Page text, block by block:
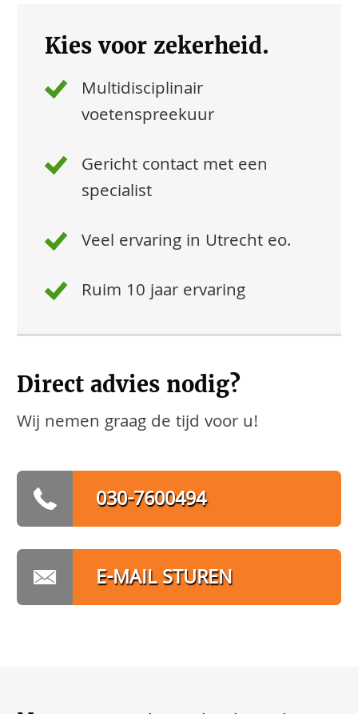
Kies voor zekerheid.
Multidisciplinair
voetenspreekuur
Gericht contact met een
specialist
Veel ervaring in Utrecht eo.
Ruim 10 jaar ervaring
Direct advies nodig?
Wij nemen graag de tijd voor u!
030-7600494
E-MAIL STUREN